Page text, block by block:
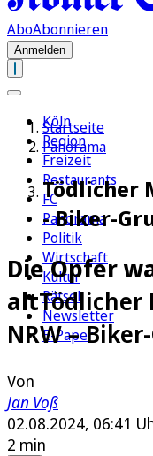
AboAbonnieren
Anmelden
Köln
Region
Freizeit
Restaurants
FC
Panorama
Politik
Wirtschaft
Kultur
Rätsel
Newsletter
E-Paper
Startseite
Panorama
Tödlicher
- Biker-
Die Opfer
alt
NRW –
Von
Jan Voß
02.08.2024, 06:41
2 min